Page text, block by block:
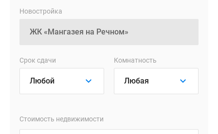
первой
камерных
корпуса
высотой
этажа.
Новостройка
Срок сдачи Комнатность
Стоимость недвижимости